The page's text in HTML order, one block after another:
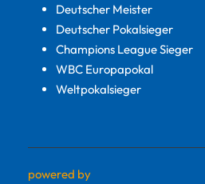
Deutscher Meister
Deutscher Pokalsieger
Champions League Sieger
WBC Europapokal
Weltpokalsieger
powered by